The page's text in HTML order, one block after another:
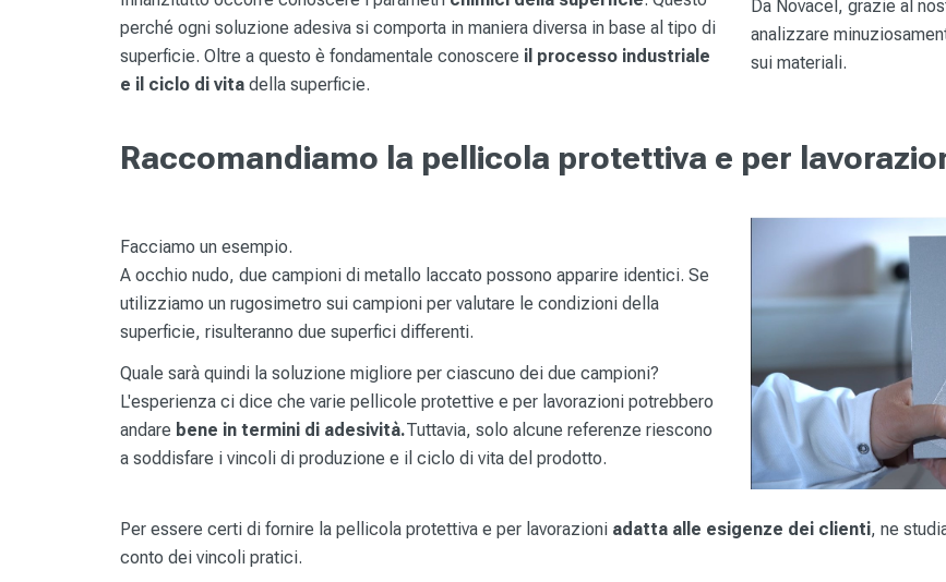
perché ogni soluzione adesiva si comporta in maniera diversa in base al tipo di
superficie. Oltre a questo è fondamentale conoscere il processo industriale
e il ciclo di vitadella superficie.
Da Novacel, grazie al
analizzare
sui materiali.
Raccomandiamo la pellicola protettiva e per
Facciamo un esempio.
A occhio nudo, due campioni di metallo laccato possono apparire identici. Se
utilizziamo un rugosimetro sui campioni per valutare le condizioni della
superficie, risulteranno due superfici differenti.
Quale sarà quindi la soluzione migliore per ciascuno dei due campioni?
L'esperienza ci dice che varie pellicole protettive e per lavorazioni potrebbero
andare bene in termini di adesività.Tuttavia, solo alcune referenze riescono
a soddisfare i vincoli di produzione e il ciclo di vita del prodotto.
Per essere certi di fornire la pellicola protettiva e per lavorazioni adatta alle esigenze dei clienti, ne
conto dei vincoli pratici.